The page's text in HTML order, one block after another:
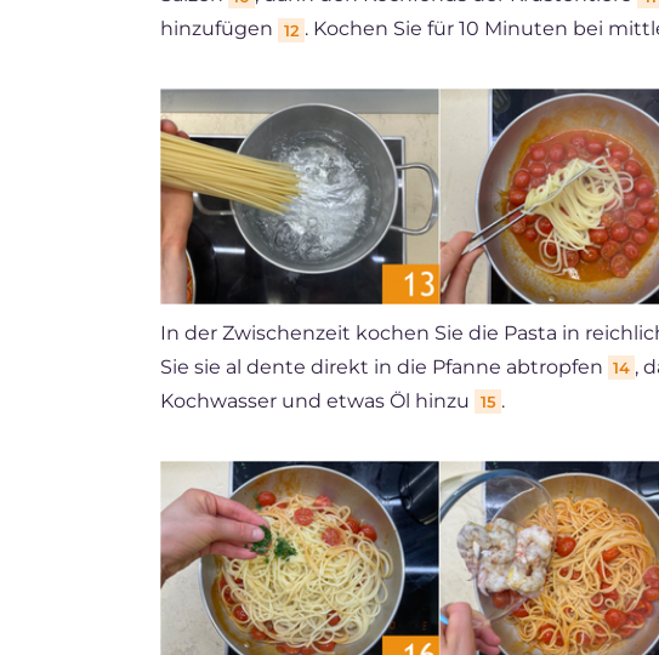
hinzufügen
12 . Kochen Sie für 10 Minuten bei
In der Zwischenzeit kochen Sie die Pasta in
Sie sie al dente direkt in die Pfanne abtropfen 14 ,
Kochwasser und etwas Öl hinzu
15 .